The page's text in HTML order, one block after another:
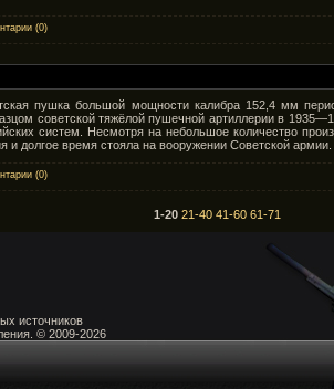
(0)
пушка большой мощности калибра 152,4 мм
советской тяжёлой пушечной артиллерии в
систем. Несмотря на небольшое количество
и долгое время стояла на вооружении Советской
(0)
1-20 21-40 41-60 61-71
источников
© 2009-2026